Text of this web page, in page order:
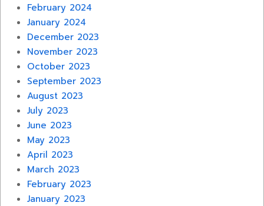
February 2024
January 2024
December 2023
November 2023
October 2023
September 2023
August 2023
July 2023
June 2023
May 2023
April 2023
March 2023
February 2023
January 2023